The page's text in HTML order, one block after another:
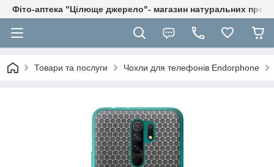
Фіто-аптека "Цілюще джерело"- магазин натуральних
Товари та послуги Чохли для телефонів Endorphone